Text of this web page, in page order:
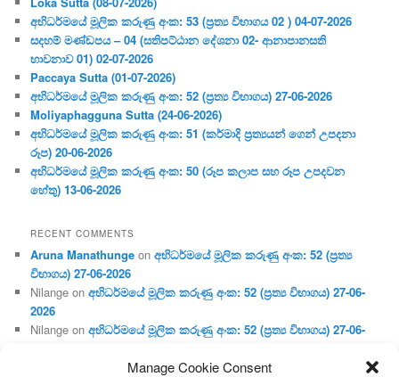
Manage Cookie Consent
අභිධර්මයේ මූලික කරුණු අංක: 53 (ප්‍ර‍ත්‍ය විභාගය 02 ) 04-07-2026
සදහම් මණ්ඩපය – 04 (සතිපට්ඨාන දේශනා 02- ආනාපානසති
භාවනාව 01) 02-07-2026
Paccaya Sutta (01-07-2026)
අභිධර්මයේ මූලික කරුණු අංක: 52 (ප්‍ර‍ත්‍ය විභාගය) 27-06-2026
Moliyaphagguna Sutta (24-06-2026)
අභිධර්මයේ මූලික කරුණු අංක: 51 (කර්මාදි ප්‍ර‍ත්‍යයන් ගෙන් උපදනා
රූප) 20-06-2026
අභිධර්මයේ මූලික කරුණු අංක: 50 (රූප කලාප සහ රූප උපදවන
හේතු) 13-06-2026
RECENT COMMENTS
Aruna Manathunge onඅභිධර්මයේ මූලික කරුණු අංක: 52 (ප්‍ර‍ත්‍ය
විභාගය) 27-06-2026
Nilange onඅභිධර්මයේ මූලික කරුණු අංක: 52 (ප්‍ර‍ත්‍ය විභාගය) 27-06-
2026
Nilange onඅභිධර්මයේ මූලික කරුණු අංක: 52 (ප්‍ර‍ත්‍ය විභාගය) 27-06-
Aruna Manathungeonඅභිධර්මයේ මූලික කරුණු අංක: 46 (හෘදය,